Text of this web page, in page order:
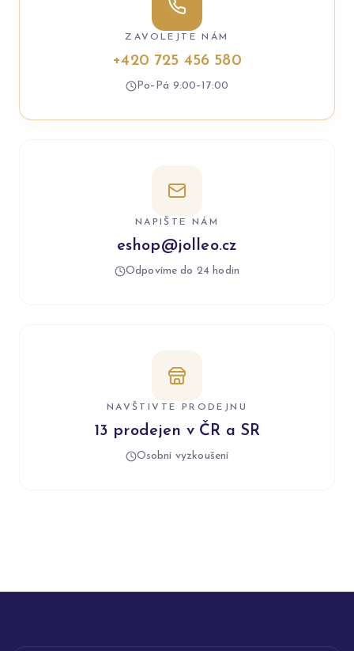
ZAVOLEJTE NÁM
+420 725 456 580
Po–Pá 9:00–17:00
NAPIŠTE NÁM
eshop@jolleo.cz
Odpovíme do 24 hodin
NAVŠTIVTE PRODEJNU
13 prodejen v ČR a SR
Osobní vyzkoušení